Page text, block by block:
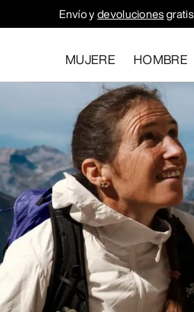
Envío ydevolucionesgratis
MUJERE HOMBRE